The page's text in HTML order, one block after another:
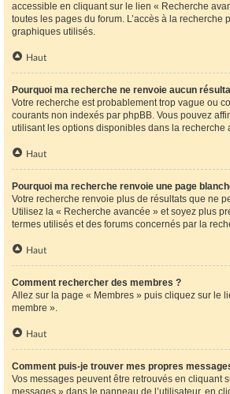
accessible en cliquant sur le lien « Recherche
toutes les pages du forum. L’accès à la recherche
graphiques utilisés.
Haut
Pourquoi ma recherche ne renvoie aucun
Votre recherche est probablement trop vague ou
courants non indexés par phpBB. Vous pouvez
utilisant les options disponibles dans la recherche
Haut
Pourquoi ma recherche renvoie une page
Votre recherche renvoie plus de résultats que ne
Utilisez la « Recherche avancée » et soyez plus
termes utilisés et des forums concernés par la
Haut
Comment rechercher des membres ?
Allez sur la page « Membres » puis cliquez sur le
membre ».
Haut
Comment puis-je trouver mes propres
Vos messages peuvent être retrouvés en cliquant
messages » dans le panneau de l’utilisateur, en